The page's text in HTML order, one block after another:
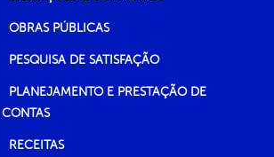
OBRAS PÚBLICAS
PESQUISA DE SATISFAÇÃO
PLANEJAMENTO E PRESTAÇÃO DE
CONTAS
RECEITAS